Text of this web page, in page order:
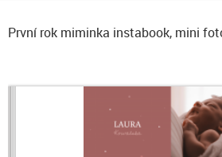
První rok miminka instabook, mini